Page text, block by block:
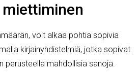
voit alkaa pohtia sopivia
kirjainyhdistelmiä, jotka sopivat
perusteella mahdollisia sanoja.